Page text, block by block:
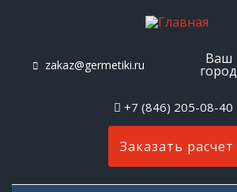
zakaz@germetiki.ru Ваш
город
+7 (846) 205-08-40
Заказать расчет